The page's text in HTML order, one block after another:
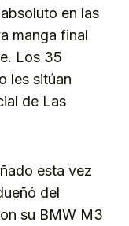
en las
manga final
Los 35
les sitúan
de Las
esta vez
del
su BMW M3